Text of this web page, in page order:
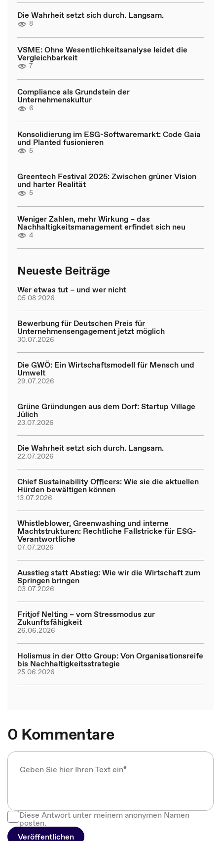
Die Wahrheit setzt sich durch. Langsam.
8
VSME: Ohne Wesentlichkeitsanalyse leidet die
Vergleichbarkeit
7
Compliance als Grundstein der
Unternehmenskultur
6
Konsolidierung im ESG-Softwaremarkt: Code Gaia
und Planted fusionieren
5
Greentech Festival 2025: Zwischen grüner Vision
und harter Realität
5
Weniger Zahlen, mehr Wirkung – das
Nachhaltigkeitsmanagement erfindet sich neu
4
Neueste Beiträge
Wer etwas tut – und wer nicht
05.08.2026
Bewerbung für Deutschen Preis für
Unternehmensengagement jetzt möglich
30.07.2026
Die GWÖ: Ein Wirtschaftsmodell für Mensch und
Umwelt
29.07.2026
Grüne Gründungen aus dem Dorf: Startup Village
Jülich
23.07.2026
Die Wahrheit setzt sich durch. Langsam.
22.07.2026
Chief Sustainability Officers: Wie sie die aktuellen
Hürden bewältigen können
13.07.2026
Whistleblower, Greenwashing und interne
Machtstrukturen: Rechtliche Fallstricke für ESG-
Verantwortliche
07.07.2026
Ausstieg statt Abstieg: Wie wir die Wirtschaft zum
Springen bringen
03.07.2026
Fritjof Nelting – vom Stressmodus zur
Zukunftsfähigkeit
26.06.2026
Holismus in der Otto Group: Von Organisationsreife
bis Nachhaltigkeitsstrategie
25.06.2026
0 Kommentare
Diese Antwort unter meinem anonymen Namen
posten.
Veröffentlichen